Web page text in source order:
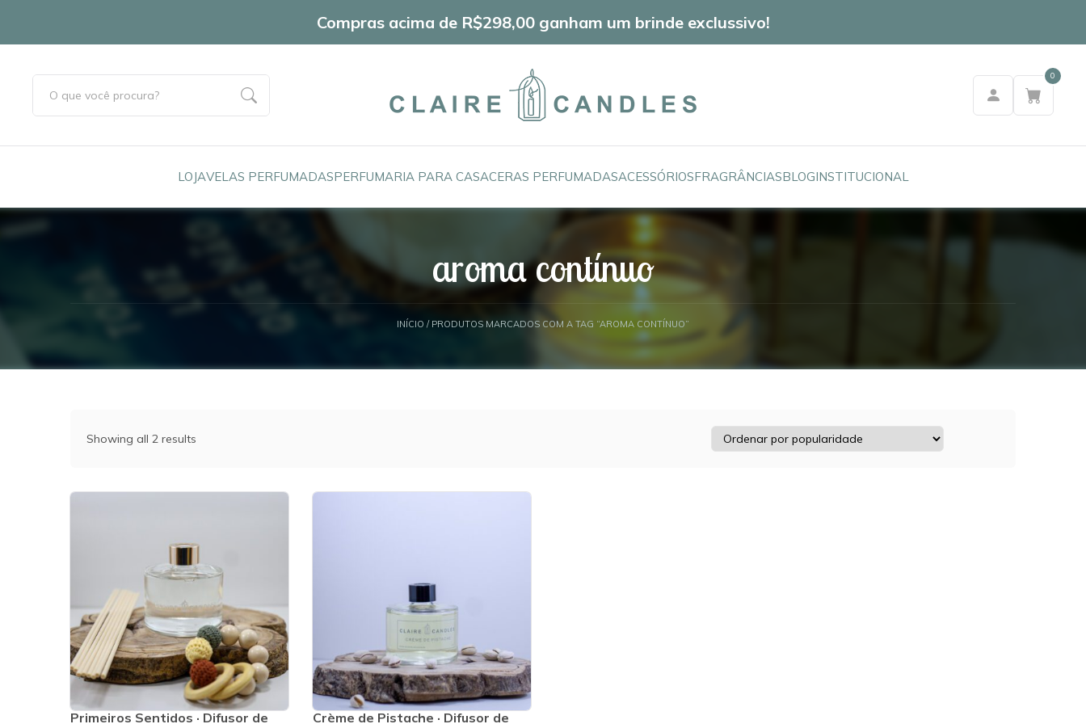
Compras acima de R$298,00 ganham um brinde exclussivo!
0
LOJAVELAS PERFUMADASPERFUMARIA PARA CASACERAS PERFUMADASACESSÓRIOSFRAGRÂNCIASBLOGINSTITUCIONAL
aroma contínuo
INÍCIO / PRODUTOS MARCADOS COM A TAG “AROMA CONTÍNUO”
Showing all 2 results
Primeiros Sentidos · Difusor de
Crème de Pistache · Difusor de